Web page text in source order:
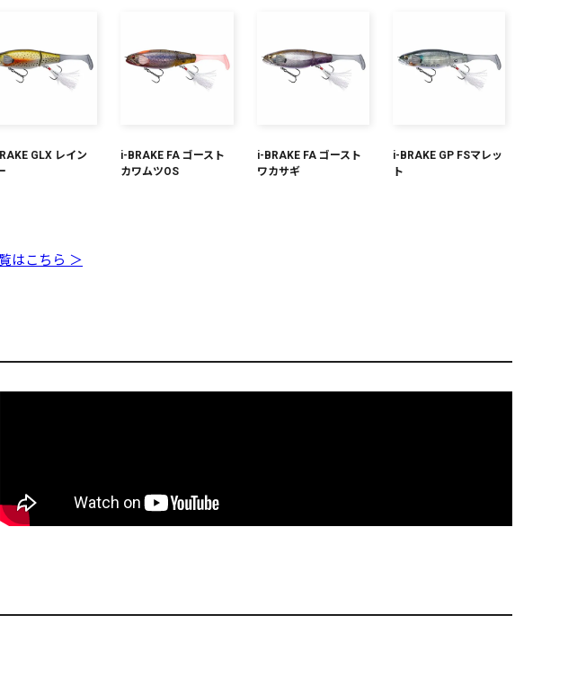
全て
GLX レイン
i-BRAKE FA ゴースト
カワムツOS
i-BRAKE FA ゴースト
ワカサギ
i-BRAKE GP FSマレッ
ト
はこちら ＞